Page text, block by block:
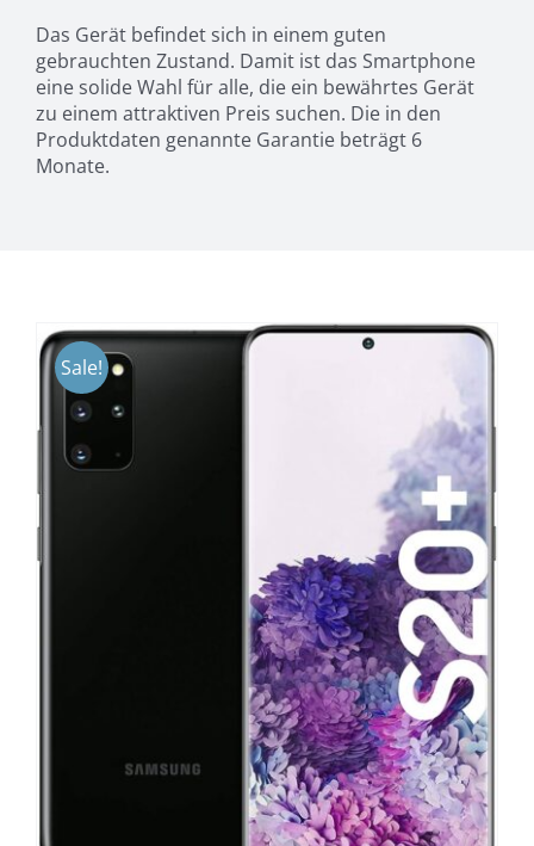
Das Gerät befindet sich in einem guten
gebrauchten Zustand. Damit ist das Smartphone
eine solide Wahl für alle, die ein bewährtes Gerät
zu einem attraktiven Preis suchen. Die in den
Produktdaten genannte Garantie beträgt 6
Monate.
Sale!